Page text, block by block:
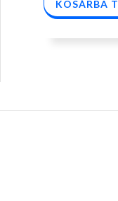
KOSÁRBA